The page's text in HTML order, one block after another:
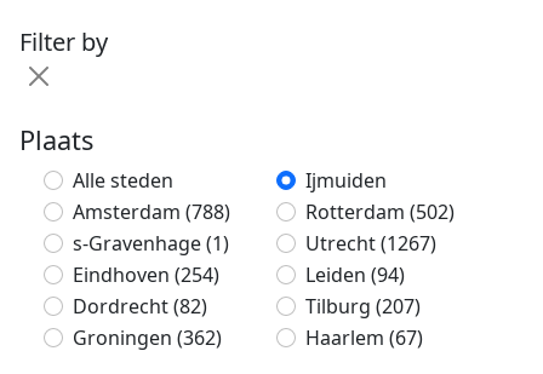
Filter by
Plaats
Alle steden
Ijmuiden
Amsterdam (788) Rotterdam (502)
s-Gravenhage(1) Utrecht(1267)
Eindhoven (254) Leiden (94)
Dordrecht(82) Tilburg (207)
Groningen (362) Haarlem (67)